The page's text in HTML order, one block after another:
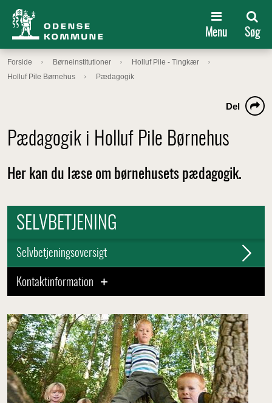
Menu Søg
Forside Børneinstitutioner
Holluf Pile - Tingkær
Holluf Pile Børnehus
Pædagogik
Pædagogik i Holluf Pile Børnehus
Del
Her kan du læse om børnehusets pædagogik.
SELVBETJENING
Selvbetjeningsoversigt
Kontaktinformation